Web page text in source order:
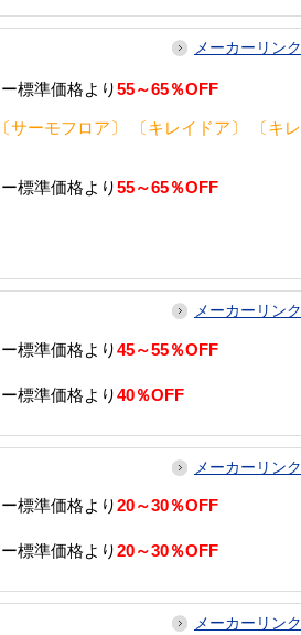
メーカーリンク
標準価格より55～65％OFF
ーモフロア〕 〔キレイドア〕 〔キレ
標準価格より55～65％OFF
メーカーリンク
標準価格より45～55％OFF
標準価格より40％OFF
メーカーリンク
標準価格より20～30％OFF
標準価格より20～30％OFF
メーカーリンク